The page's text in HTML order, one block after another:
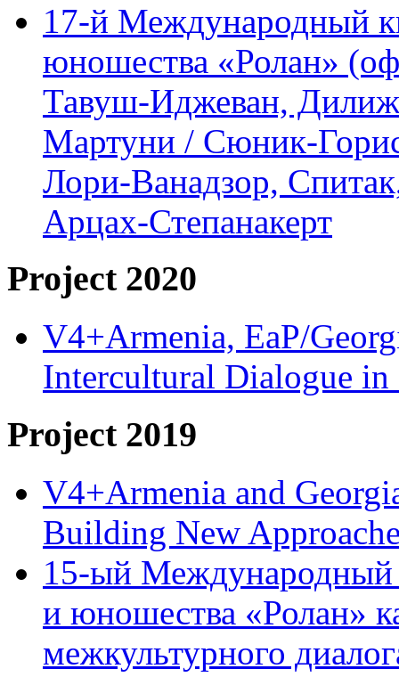
17-й Международный
юношества «Ролан»
Тавуш-Иджеван,
Мартуни / Сюник-
Лори-Ванадзор,
Арцах-Степанакерт
Project 2020
V4+Armenia, EaP/
Intercultural Dialogue
Project 2019
V4+Armenia and
Building New
15-ый Международный
и юношества «Ролан»
межкультурного